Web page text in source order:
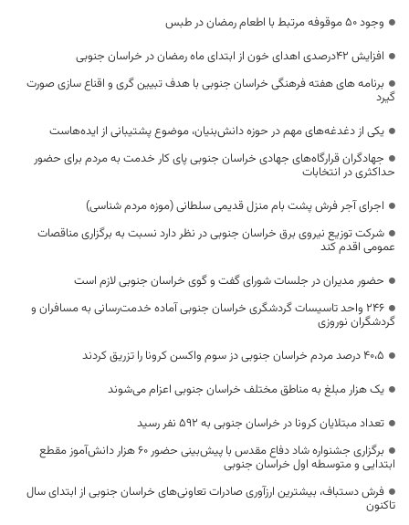
وجود 50 موقوفه مرتبط با اطعام رمضان در طبس
افزایش ۴۲درصدی اهدای خون از ابتدای ماه رمضان در خراسان جنوبی
برنامه های هفته فرهنگی خراسان جنوبی با هدف تبیین گری و اقناع سازی صورت
گیرد
یکی از دغدغه‌های مهم در حوزه دانش‌بنیان، موضوع پشتیبانی از ایده‌هاست
جهادگران قرارگاه‌های جهادی خراسان جنوبی پای کار خدمت به مردم برای حضور
حداکثری در انتخابات
اجرای آجر فرش پشت بام منزل قدیمی سلطانی (موزه مردم شناسی)
شرکت توزیع نیروی برق خراسان جنوبی در نظر دارد نسبت به برگزاری مناقصات
عمومی اقدم کند
حضور مدیران در جلسات شورای گفت و گوی خراسان جنوبی لازم است
246 واحد تاسیسات گردشگری خراسان جنوبی آماده خدمت‌رسانی به مسافران و
گردشگران نوروزی
۴۰،۵ درصد مردم خراسان جنوبی دز سوم واکسن کرونا را تزریق کردند
یک هزار مبلغ به مناطق مختلف خراسان جنوبی اعزام می‌شوند
تعداد مبتلایان کرونا در خراسان جنوبی به 592 نفر رسید
برگزاری جشنواره شاد دفاع مقدس با پیش‌بینی حضور ۶۰ هزار دانش‌آموز مقطع
ابتدایی و متوسطه اول خراسان جنوبی
فرش دستباف، بیشترین ارزآوری صادرات تعاونی‌های خراسان جنوبی از ابتدای سال
تاکنون